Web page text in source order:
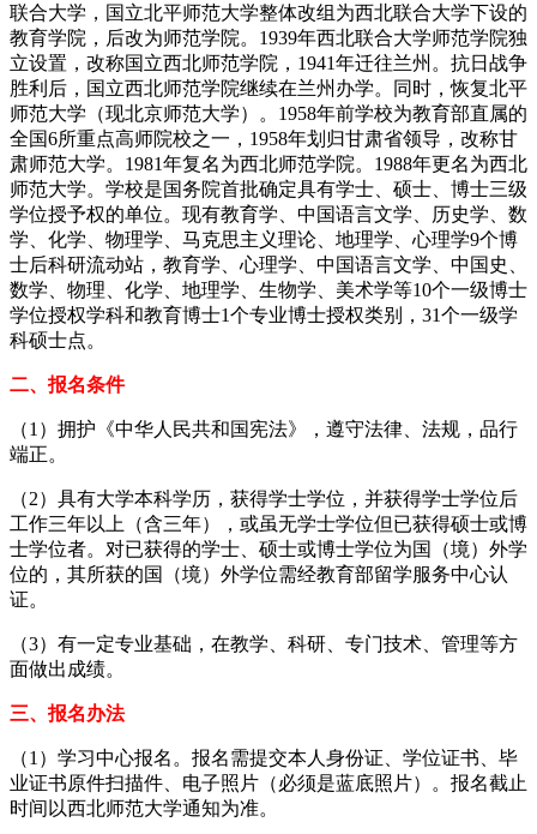
联合大学，国立北平师范大学整体改组为西北联合大学下设的
教育学院，后改为师范学院。1939年西北联合大学师范学院独
立设置，改称国立西北师范学院，1941年迁往兰州。抗日战争
胜利后，国立西北师范学院继续在兰州办学。同时，恢复北平
师范大学（现北京师范大学）。1958年前学校为教育部直属的
全国6所重点高师院校之一，1958年划归甘肃省领导，改称甘
肃师范大学。1981年复名为西北师范学院。1988年更名为西北
师范大学。学校是国务院首批确定具有学士、硕士、博士三级
学位授予权的单位。现有教育学、中国语言文学、历史学、数
学、化学、物理学、马克思主义理论、地理学、心理学9个博
士后科研流动站，教育学、心理学、中国语言文学、中国史、
数学、物理、化学、地理学、生物学、美术学等10个一级博士
学位授权学科和教育博士1个专业博士授权类别，31个一级学
科硕士点。
二、报名条件
（1）拥护《中华人民共和国宪法》，遵守法律、法规，品行
端正。
（2）具有大学本科学历，获得学士学位，并获得学士学位后
工作三年以上（含三年），或虽无学士学位但已获得硕士或博
士学位者。对已获得的学士、硕士或博士学位为国（境）外学
位的，其所获的国（境）外学位需经教育部留学服务中心认
证。
（3）有一定专业基础，在教学、科研、专门技术、管理等方
面做出成绩。
三、报名办法
（1）学习中心报名。报名需提交本人身份证、学位证书、毕
业证书原件扫描件、电子照片（必须是蓝底照片）。报名截止
时间以西北师范大学通知为准。